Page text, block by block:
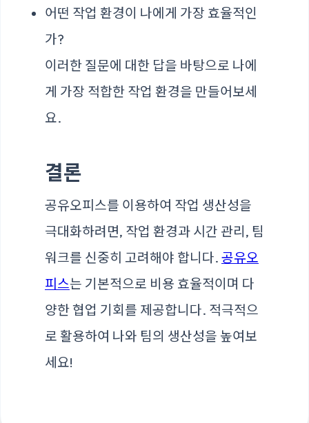
어떤 작업 환경이 나에게 가장 효율적인
가?
이러한 질문에 대한 답을 바탕으로 나에
게 가장 적합한 작업 환경을 만들어보세
요.
결론
공유오피스를 이용하여 작업 생산성을
극대화하려면, 작업 환경과 시간 관리, 팀
워크를 신중히 고려해야 합니다. 공유오
피스는 기본적으로 비용 효율적이며 다
양한 협업 기회를 제공합니다. 적극적으
로 활용하여 나와 팀의 생산성을 높여보
세요!